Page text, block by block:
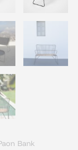
Bank